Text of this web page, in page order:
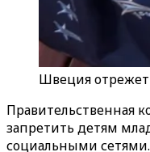
Швеция отрежет
Правительственная
запретить детям
социальными